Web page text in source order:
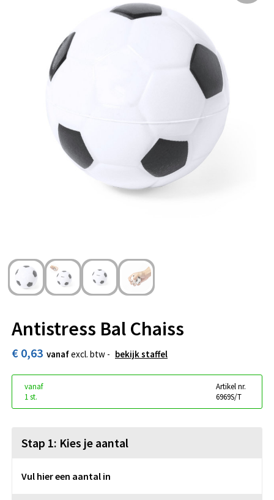
Arm- en handbescherming
Ademhalingsbescherming
Gehoorbescherming
Hoofdbescherming
Broeken en Rokken
Antistress Bal Chaiss
€ 0,63 vanafexcl. btw - bekijk staffel
vanaf
1 st.
Artikel nr.
6969S/T
Stap 1: Kies je aantal
Vul hier een aantal in